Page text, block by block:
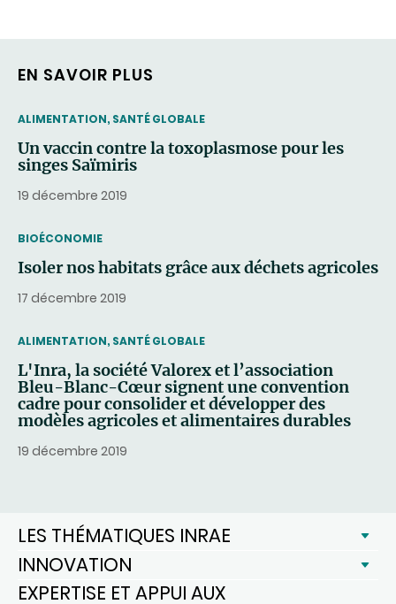
EN SAVOIR PLUS
THEMATIC
ALIMENTATION, SANTÉ GLOBALE
Un vaccin contre la toxoplasmose pour les
singes Saïmiris
19 décembre 2019
THEMATIC
BIOÉCONOMIE
Isoler nos habitats grâce aux déchets agricoles
17 décembre 2019
THEMATIC
ALIMENTATION, SANTÉ GLOBALE
L'Inra, la société Valorex et l’association
Bleu-Blanc-Cœur signent une convention
cadre pour consolider et développer des
modèles agricoles et alimentaires durables
19 décembre 2019
LES THÉMATIQUES INRAE
INNOVATION
EXPERTISE ET APPUI AUX